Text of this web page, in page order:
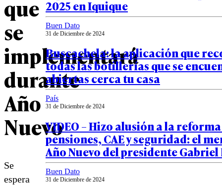
que
se
implementará
durante
Año
Nuevo
Se
espera
2025 en Iquique
Buen Dato
31 de Diciembre de 2024
Buscachela: la aplicación que
todas las botillerías que se
abiertas cerca tu casa
País
31 de Diciembre de 2024
VIDEO – Hizo alusión a la
pensiones, CAE y seguridad: el
Año Nuevo del presidente
Buen Dato
31 de Diciembre de 2024